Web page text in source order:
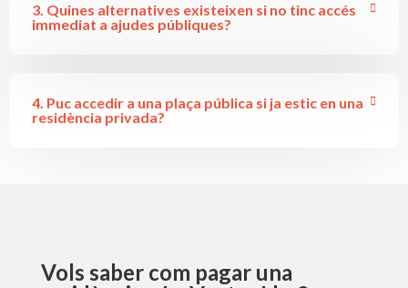
3. Quines alternatives existeixen si no tinc accés
immediat a ajudes públiques?
4. Puc accedir a una plaça pública si ja estic en una
residència privada?
Vols saber com pagar una